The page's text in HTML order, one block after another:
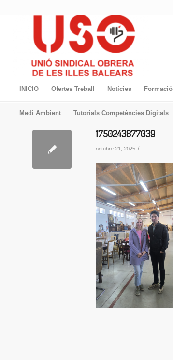
INICIO Ofertes Treball Notícies Formació
Medi Ambient Tutorials Competències Digitals
1750243877039
octubre 21, 2025 /